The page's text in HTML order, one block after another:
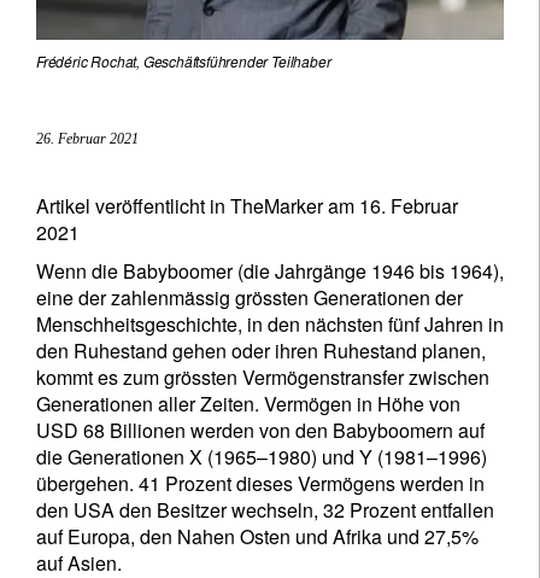
Frédéric Rochat, Geschäftsführender Teilhaber
26. Februar 2021
Artikel veröffentlicht in TheMarker am 16. Februar
2021
Wenn die Babyboomer (die Jahrgänge 1946 bis 1964),
eine der zahlenmässig grössten Generationen der
Menschheitsgeschichte, in den nächsten fünf Jahren in
den Ruhestand gehen oder ihren Ruhestand planen,
kommt es zum grössten Vermögenstransfer zwischen
Generationen aller Zeiten. Vermögen in Höhe von
USD 68 Billionen werden von den Babyboomern auf
die Generationen X (1965–1980) und Y (1981–1996)
übergehen. 41 Prozent dieses Vermögens werden in
den USA den Besitzer wechseln, 32 Prozent entfallen
auf Europa, den Nahen Osten und Afrika und 27,5%
auf Asien.